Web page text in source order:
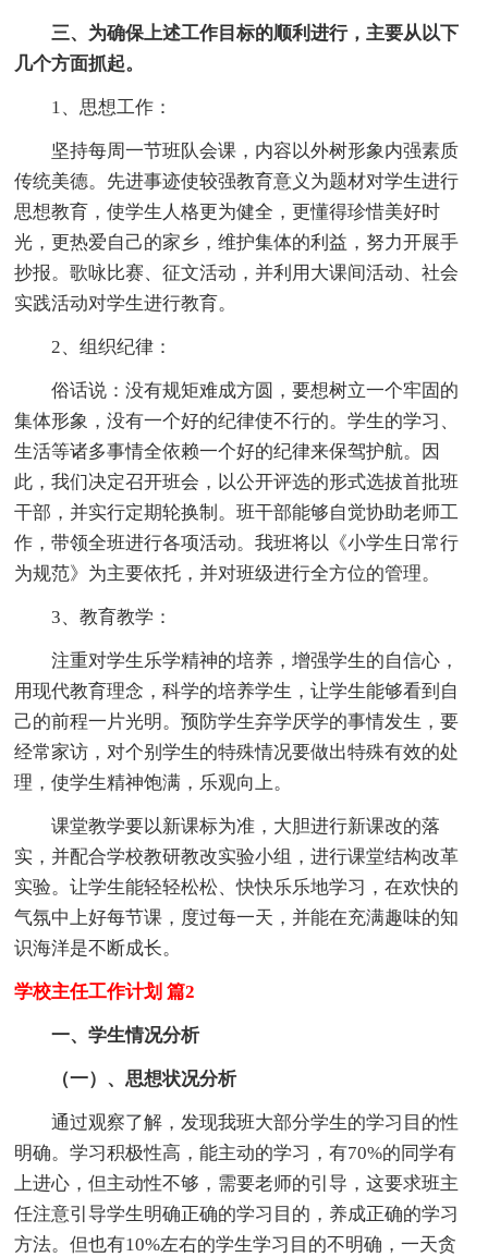
三、为确保上述工作目标的顺利进行，主要从以下
几个方面抓起。
1、思想工作：
坚持每周一节班队会课，内容以外树形象内强素质
传统美德。先进事迹使较强教育意义为题材对学生进行
思想教育，使学生人格更为健全，更懂得珍惜美好时
光，更热爱自己的家乡，维护集体的利益，努力开展手
抄报。歌咏比赛、征文活动，并利用大课间活动、社会
实践活动对学生进行教育。
2、组织纪律：
俗话说：没有规矩难成方圆，要想树立一个牢固的
集体形象，没有一个好的纪律使不行的。学生的学习、
生活等诸多事情全依赖一个好的纪律来保驾护航。因
此，我们决定召开班会，以公开评选的形式选拔首批班
干部，并实行定期轮换制。班干部能够自觉协助老师工
作，带领全班进行各项活动。我班将以《小学生日常行
为规范》为主要依托，并对班级进行全方位的管理。
3、教育教学：
注重对学生乐学精神的培养，增强学生的自信心，
用现代教育理念，科学的培养学生，让学生能够看到自
己的前程一片光明。预防学生弃学厌学的事情发生，要
经常家访，对个别学生的特殊情况要做出特殊有效的处
理，使学生精神饱满，乐观向上。
课堂教学要以新课标为准，大胆进行新课改的落
实，并配合学校教研教改实验小组，进行课堂结构改革
实验。让学生能轻轻松松、快快乐乐地学习，在欢快的
气氛中上好每节课，度过每一天，并能在充满趣味的知
识海洋是不断成长。
学校主任工作计划 篇2
一、学生情况分析
（一）、思想状况分析
通过观察了解，发现我班大部分学生的学习目的性
明确。学习积极性高，能主动的学习，有70%的同学有
上进心，但主动性不够，需要老师的引导，这要求班主
任注意引导学生明确正确的学习目的，养成正确的学习
方法。但也有10%左右的学生学习目的不明确，一天贪